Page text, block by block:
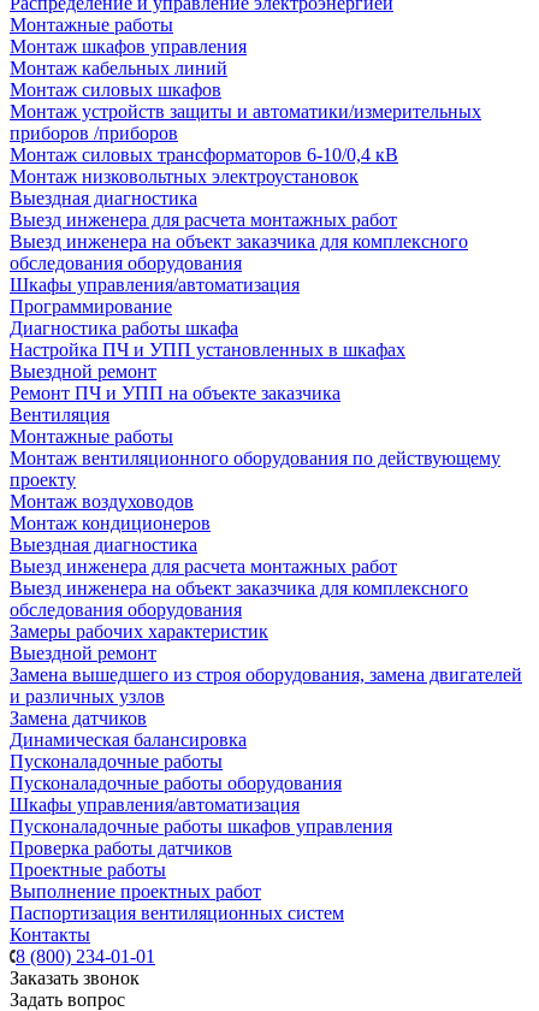
Монтажные работы
Монтаж шкафов управления
Монтаж кабельных линий
Монтаж силовых шкафов
Монтаж устройств защиты и автоматики/измерительных
приборов /приборов
Монтаж силовых трансформаторов 6-10/0,4 кВ
Монтаж низковольтных электроустановок
Выездная диагностика
Выезд инженера для расчета монтажных работ
Выезд инженера на объект заказчика для комплексного
обследования оборудования
Шкафы управления/автоматизация
Программирование
Диагностика работы шкафа
Настройка ПЧ и УПП установленных в шкафах
Выездной ремонт
Ремонт ПЧ и УПП на объекте заказчика
Вентиляция
Монтажные работы
Монтаж вентиляционного оборудования по действующему
проекту
Монтаж воздуховодов
Монтаж кондиционеров
Выездная диагностика
Выезд инженера для расчета монтажных работ
Выезд инженера на объект заказчика для комплексного
обследования оборудования
Замеры рабочих характеристик
Выездной ремонт
Замена вышедшего из строя оборудования, замена двигателей
и различных узлов
Замена датчиков
Динамическая балансировка
Пусконаладочные работы
Пусконаладочные работы оборудования
Шкафы управления/автоматизация
Пусконаладочные работы шкафов управления
Проверка работы датчиков
Проектные работы
Выполнение проектных работ
Паспортизация вентиляционных систем
Контакты
8 (800) 234-01-01
Заказать звонок
Задать вопрос